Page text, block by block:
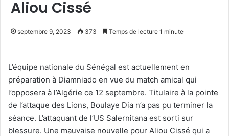
Aliou Cissé
septembre 9, 2023 373 Temps de lecture 1 minute
L’équipe nationale du Sénégal est actuellement en
préparation à Diamniado en vue du match amical qui
l’opposera à l’Algérie ce 12 septembre. Titulaire à la pointe
de l’attaque des Lions, Boulaye Dia n’a pas pu terminer la
séance. L’attaquant de l’US Salernitana est sorti sur
blessure. Une mauvaise nouvelle pour Aliou Cissé qui a